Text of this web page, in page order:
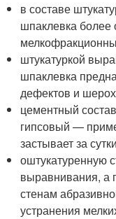
в составе
шпаклевка более
штукатуркой
шпаклевка
дефектов и
цементный
гипсовый —
застывает за
оштукатуренную
выравнивания, а
стенам
устранения